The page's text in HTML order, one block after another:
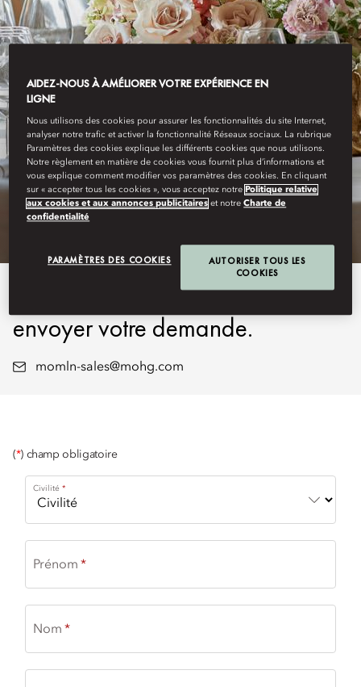
MILAN
RÉSERVER CE SOIN
Veuillez remplir le formulaire pour
envoyer votre demande.
momln-sales@mohg.com
(*) champ obligatoire
Civilité
Prénom
Nom
AIDEZ-NOUS À AMÉLIORER VOTRE EXPÉRIENCE EN
LIGNE
Nous utilisons des cookies pour assurer les fonctionnalités du site Internet,
analyser notre trafic et activer la fonctionnalité Réseaux sociaux. La rubrique
Paramètres des cookies explique les différents cookies que nous utilisons.
Notre règlement en matière de cookies vous fournit plus d’informations et
vous explique comment modifier vos paramètres des cookies. En cliquant
sur « accepter tous les cookies », vous acceptez notre Politique relative
aux cookies et aux annonces publicitaires et notreCharte de
confidentialité
PARAMÈTRES DES COOKIES
AUTORISER TOUS LES
COOKIES